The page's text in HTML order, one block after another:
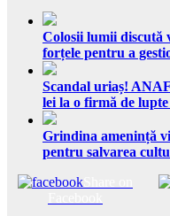
Colosii lumii discută
forțele pentru a
Scandal uriaș!
lei la o firmă de
Grindina amenință
pentru salvarea